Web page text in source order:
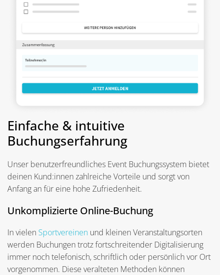
Einfache & intuitive
Buchungserfahrung
Unser benutzerfreundliches Event Buchungssystem bietet
deinen Kund:innen zahlreiche Vorteile und sorgt von
Anfang an für eine hohe Zufriedenheit.
Unkomplizierte Online-Buchung
In vielen Sportvereinen und kleinen Veranstaltungsorten
werden Buchungen trotz fortschreitender Digitalisierung
immer noch telefonisch, schriftlich oder persönlich vor Ort
vorgenommen. Diese veralteten Methoden können